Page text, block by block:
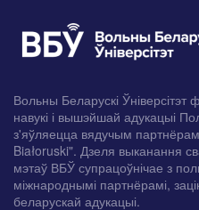
Вольны Беларускі Ўніверсітэт
навукі і вышэйшай адукацыі
з'яўляецца вядучым
Białoruski". Дзеля выканання
мэтаў ВБЎ супрацоўнічае з
міжнароднымі партнёрамі,
беларускай адукацыі.